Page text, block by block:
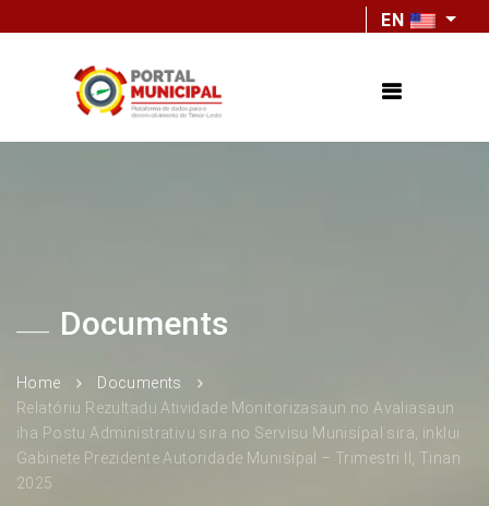
EN
Documents
Home
Documents
Relatóriu Rezultadu Atividade Monitorizasaun no Avaliasaun
iha Postu Administrativu sira no Servisu Munisípal sira, inklui
Gabinete Prezidente Autoridade Munisípal – Trimestri II, Tinan
2025